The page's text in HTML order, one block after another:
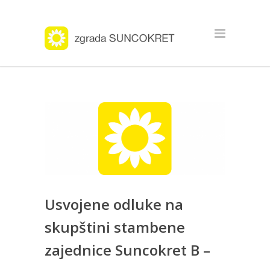
Usvojene odluke na
skupštini stambene
zajednice Suncokret B –